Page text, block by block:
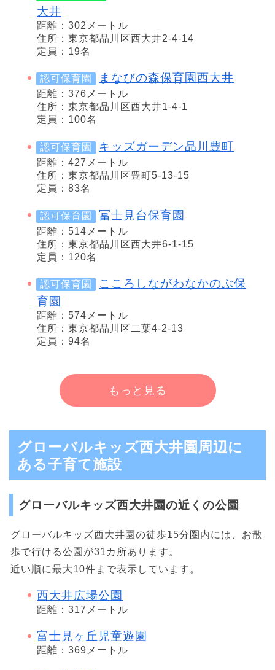
大井
距離：302メートル
住所：東京都品川区西大井2-4-14
定員：19名
認可保育園 まなびの森保育園西大井
距離：376メートル
住所：東京都品川区西大井1-4-1
定員：100名
認可保育園 キッズガーデン品川豊町
距離：427メートル
住所：東京都品川区豊町5-13-15
定員：83名
認可保育園 冨士見台保育園
距離：514メートル
住所：東京都品川区西大井6-1-15
定員：120名
認可保育園
こころしながわなかのぶ保
育園
距離：574メートル
住所：東京都品川区二葉4-2-13
定員：94名
もっと見る
グローバルキッズ西大井園周辺に
ある子育て施設
グローバルキッズ西大井園の近くの公園
グローバルキッズ西大井園の徒歩15分圏内には、お散
歩で行ける公園が31カ所あります。
近い順に最大10件まで表示しています。
西大井広場公園
距離：317メートル
富士見ヶ丘児童遊園
距離：369メートル